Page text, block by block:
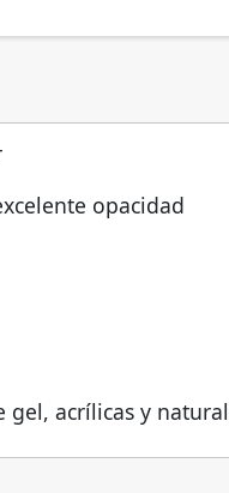
opacidad
gel, acrílicas y